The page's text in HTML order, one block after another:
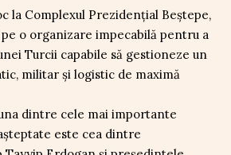
la Complexul Prezidențial Beștepe,
o organizare impecabilă pentru a
Turcii capabile să gestioneze un
militar și logistic de maximă
dintre cele mai importante
este cea dintre